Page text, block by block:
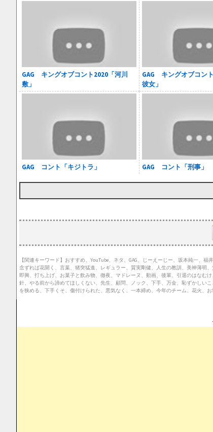
GAG キングオブコント2020「河川
敷」
GAG キングオブコン
彼女」
GAG コント「キジトラ」 GAG コント「刑事」
【関連キーワード】おすすめ、YouTube、ネタ、GAG、じーえーじー、坂本純一、
念ずれば花開く、言葉、猪突猛進、レギュラー、質実剛健、人生の教訓、美神薄明
即興、打ち上げ、お菓子と飲み物、徹夜、マドレーヌ、動画、後輩、引退のはなむ
針、やる前から諦めてほしくない、先生、顧問、ノック、下手、万金、恥ずかしい
を狭める、下手くそ、傷付けられた、悪気なく、一本締め、今年のチーム、花火、